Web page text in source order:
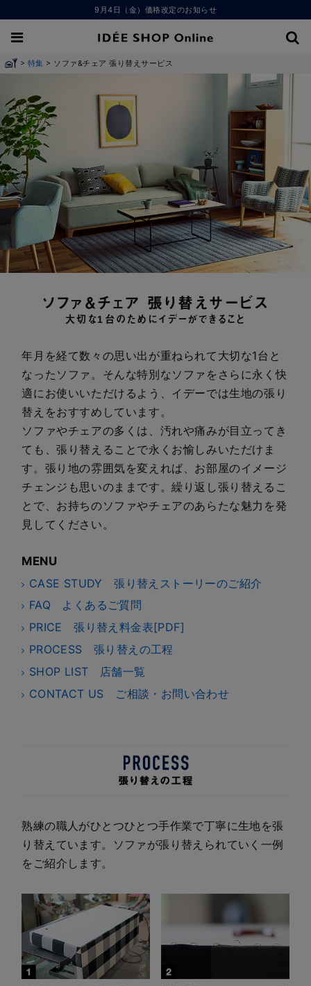
9月4日（金）価格改定のお知らせ
> 特集 > ソファ&チェア 張り替えサービス
ソファ＆チェア 張り替えサービス
大切な1台のためにイデーができること
年月を経て数々の思い出が重ねられて大切な1台と
なったソファ。そんな特別なソファをさらに永く快
適にお使いいただけるよう、イデーでは生地の張り
替えをおすすめしています。
ソファやチェアの多くは、汚れや痛みが目立ってき
ても、張り替えることで永くお愉しみいただけま
す。張り地の雰囲気を変えれば、お部屋のイメージ
チェンジも思いのままです。繰り返し張り替えるこ
とで、お持ちのソファやチェアのあらたな魅力を発
見してください。
MENU
CASE STUDY 張り替えストーリーのご紹介
FAQ よくあるご質問
PRICE 張り替え料金表[PDF]
PROCESS 張り替えの工程
SHOP LIST 店舗一覧
CONTACT US ご相談・お問い合わせ
熟練の職人がひとつひとつ手作業で丁寧に生地を張
り替えています。ソファが張り替えられていく一例
をご紹介します。